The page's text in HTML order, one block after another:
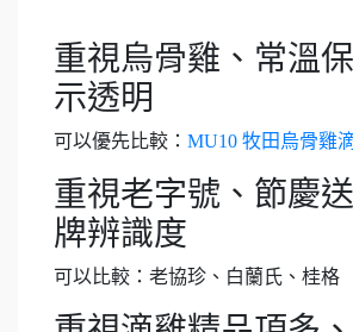
重視烏骨雞、常溫
示透明
可以優先比較： MU10 牧田烏骨雞
重視老字號、節慶
牌辨識度
可以比較：老協珍、白蘭氏、桂格